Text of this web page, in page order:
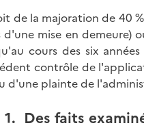
de la majoration de 40
d'une mise en demeure)
cours des six
contrôle de
d'une plainte de
1. Des faits